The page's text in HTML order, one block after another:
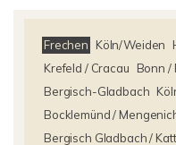
Frechen Köln/Weiden
Krefeld / Cracau
Bonn /
Bergisch-Gladbach
Bocklemünd /
Bergisch Gladbach /